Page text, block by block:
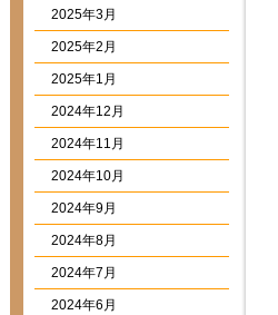
2025年3月
2025年2月
2025年1月
2024年12月
2024年11月
2024年10月
2024年9月
2024年8月
2024年7月
2024年6月